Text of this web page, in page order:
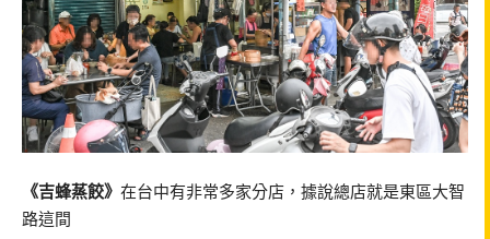
《吉蜂蒸餃》 在台中有非常多家分店，據說總店就是東區大智
路這間